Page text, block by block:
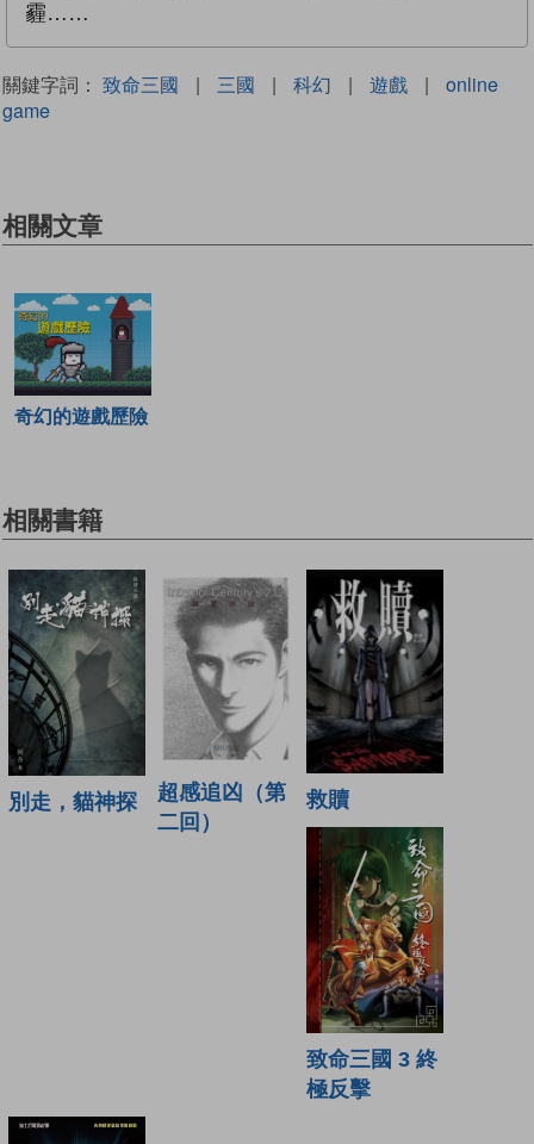
霾……
關鍵字詞： 致命三國 | 三國 | 科幻 | 遊戲 |
online
game
相關文章
奇幻的遊戲歷險
相關書籍
別走，貓神探
超感追凶（第
二回）
救贖
致命三國 3 終
極反擊